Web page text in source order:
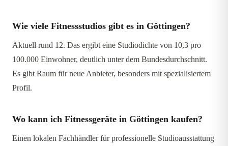
Wie viele Fitnessstudios gibt es in Göttingen?
Aktuell rund 12. Das ergibt eine Studiodichte von 10,3 pro
100.000 Einwohner, deutlich unter dem Bundesdurchschnitt.
Es gibt Raum für neue Anbieter, besonders mit spezialisiertem
Profil.
Wo kann ich Fitnessgeräte in Göttingen kaufen?
Einen lokalen Fachhändler für professionelle Studioausstattung